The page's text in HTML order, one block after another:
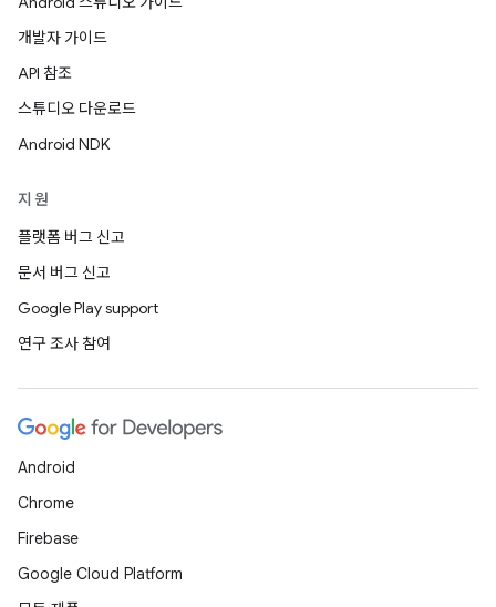
개발자 가이드
API 참조
스튜디오 다운로드
Android NDK
지원
플랫폼 버그 신고
문서 버그 신고
Google Play support
연구 조사 참여
Android
Chrome
Firebase
Google Cloud Platform